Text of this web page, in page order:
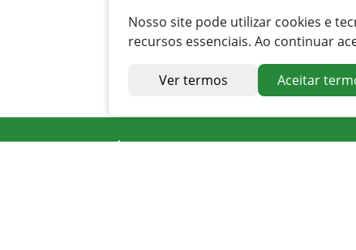
Endereço
Nosso site pode utilizar cookies e
recursos essenciais. Ao continuar
Ver termos Aceitar